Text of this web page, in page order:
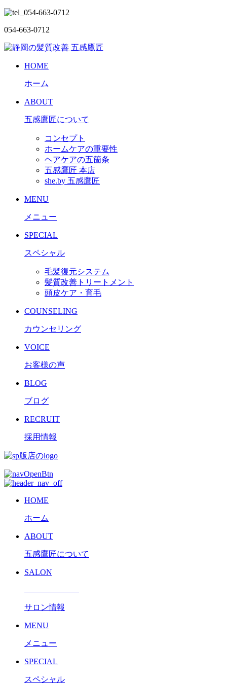
054-663-0712
HOME
ホーム
ABOUT
五感鷹匠について
コンセプト
ホームケアの重要性
ヘアケアの五箇条
五感鷹匠 本店
she.by 五感鷹匠
MENU
メニュー
SPECIAL
スペシャル
毛髪復元システム
髪質改善トリートメント
頭皮ケア・育毛
COUNSELING
カウンセリング
VOICE
お客様の声
BLOG
ブログ
RECRUIT
採用情報
HOME
ホーム
ABOUT
五感鷹匠について
SALON
サロン情報
MENU
メニュー
SPECIAL
スペシャル